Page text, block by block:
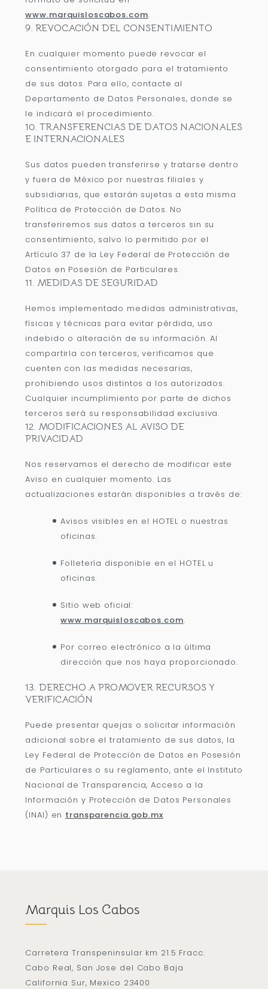
www.marquisloscabos.com.
9. REVOCACIÓN DEL CONSENTIMIENTO
En cualquier momento puede revocar el
consentimiento otorgado para el tratamiento
de sus datos. Para ello, contacte al
Departamento de Datos Personales, donde se
le indicará el procedimiento.
10. TRANSFERENCIAS DE DATOS NACIONALES
E INTERNACIONALES
Sus datos pueden transferirse y tratarse dentro
y fuera de México por nuestras filiales y
subsidiarias, que estarán sujetas a esta misma
Política de Protección de Datos. No
transferiremos sus datos a terceros sin su
consentimiento, salvo lo permitido por el
Artículo 37 de la Ley Federal de Protección de
Datos en Posesión de Particulares.
11. MEDIDAS DE SEGURIDAD
Hemos implementado medidas administrativas,
físicas y técnicas para evitar pérdida, uso
indebido o alteración de su información. Al
compartirla con terceros, verificamos que
cuenten con las medidas necesarias,
prohibiendo usos distintos a los autorizados.
Cualquier incumplimiento por parte de dichos
terceros será su responsabilidad exclusiva.
12. MODIFICACIONES AL AVISO DE
PRIVACIDAD
Nos reservamos el derecho de modificar este
Aviso en cualquier momento. Las
actualizaciones estarán disponibles a través de:
Avisos visibles en el HOTEL o nuestras
oficinas.
Folletería disponible en el HOTEL u
oficinas.
Sitio web oficial:
www.marquisloscabos.com.
Por correo electrónico a la última
dirección que nos haya proporcionado.
13. DERECHO A PROMOVER RECURSOS Y
VERIFICACIÓN
Puede presentar quejas o solicitar información
adicional sobre el tratamiento de sus datos, la
Ley Federal de Protección de Datos en Posesión
de Particulares o su reglamento, ante el Instituto
Nacional de Transparencia, Acceso a la
Información y Protección de Datos Personales
(INAI) en transparencia.gob.mx
Marquis Los Cabos
Carretera Transpeninsular km 21.5 Fracc.
Cabo Real, San Jose del Cabo Baja
California Sur, Mexico 23400